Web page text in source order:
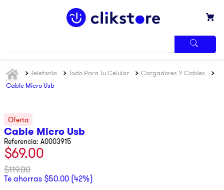
Telefonía Todo Para Tu Celular
Cargadores Y Cables
Cable Micro Usb
Cable Micro Usb
Referencia: A0003915
$69.00
$119.00
Te ahorras $50.00 (42%)
MÁS
BUSCADOS
3.
samsung
4.
pantalla
5.
xbox